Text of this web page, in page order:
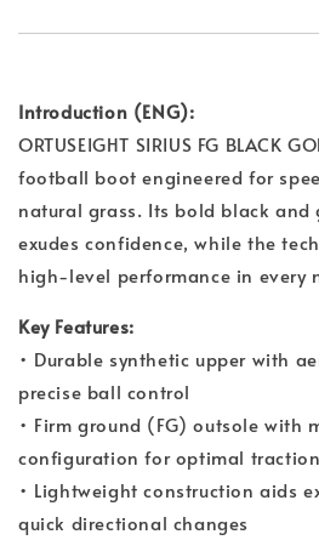
Introduction (ENG):
ORTUSEIGHT SIRIUS FG BLACK
football boot engineered for
natural grass. Its bold black
exudes confidence, while the
high-level performance in every
Key Features:
• Durable synthetic upper with
precise ball control
• Firm ground (FG) outsole with
configuration for optimal traction
• Lightweight construction aids
quick directional changes